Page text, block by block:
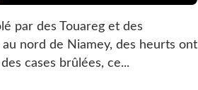
par des Touareg et des
nord de Niamey, des heurts ont
cases brûlées, ce...